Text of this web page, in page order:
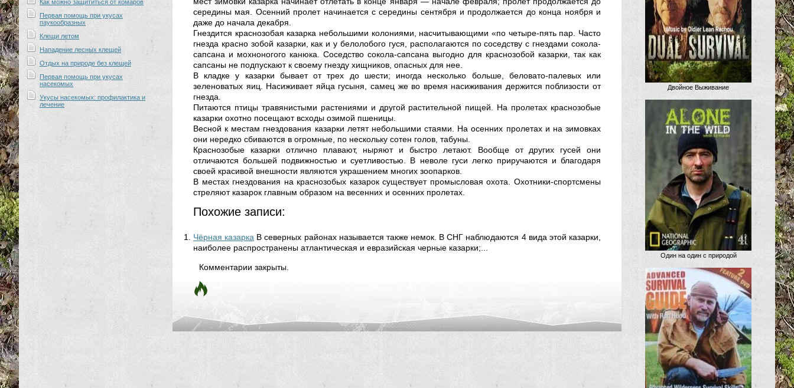
Как можно защититься от комаров
Первая помощь при укусах
паукообразных
Клещи летом
Нападение лесных клещей
Отдых на природе без клещей
Первая помощь при укусах
насекомых
Укусы насекомых: профилактика и
лечение
середины мая. Осенний пролет начинается с середины сентября и продолжается до конца ноября и
даже до начала декабря.
Гнездится краснозобая казарка небольшими колониями, насчитывающими «по четыре-пять пар. Часто
гнезда красно зобой казарки, как и у белолобого гуся, располагаются по соседству с гнездами сокола-
сапсана и мохноногого канюка. Соседство сокола-сапсана выгодно для краснозобой казарки, так как
сапсаны не подпускают к своему гнезду хищников, опасных для нее.
В кладке у казарки бывает от трех до шести; иногда несколько больше, беловато-палевых или
зеленоватых яиц. Насиживает яйца гусыня, самец же во время насиживания держится поблизости от
гнезда.
Питаются птицы травянистыми растениями и другой растительной пищей. На пролетах краснозобые
казарки охотно посещают всходы озимой пшеницы.
Весной к местам гнездования казарки летят небольшими стаями. На осенних пролетах и на зимовках
они нередко сбиваются в огромные, по нескольку сотен голов, табуны.
Краснозобые казарки отлично плавают, ныряют и быстро летают. Вообще от других гусей они
отличаются большей подвижностью и суетливостью. В неволе гуси легко приручаются и благодаря
своей красивой внешности являются украшением многих зоопарков.
В местах гнездования на краснозобых казарок существует промысловая охота. Охотники-спортсмены
стреляют казарок главным образом на весенних и осенних пролетах.
Похожие записи:
Чёрная казарка В северных районах называется также немок. В СНГ наблюдаются 4 вида этой казарки,
наиболее распространены атлантическая и евразийская черные казарки;...
Комментарии закрыты.
Двойное Выживание
Один на один с природой